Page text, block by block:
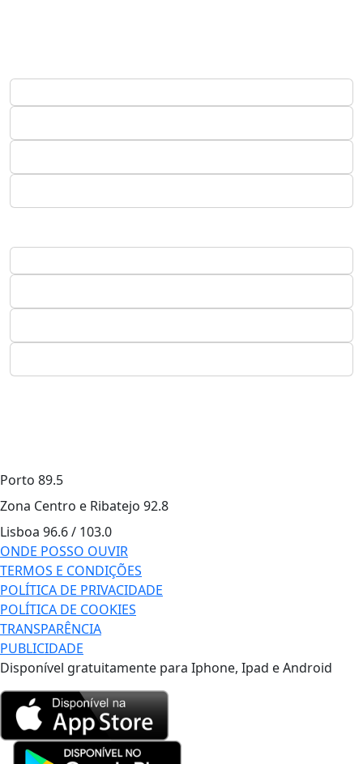
Porto 89.5
Zona Centro e Ribatejo 92.8
Lisboa 96.6 / 103.0
ONDE POSSO OUVIR
TERMOS E CONDIÇÕES
POLÍTICA DE PRIVACIDADE
POLÍTICA DE COOKIES
TRANSPARÊNCIA
PUBLICIDADE
Disponível gratuitamente para Iphone, Ipad e Android